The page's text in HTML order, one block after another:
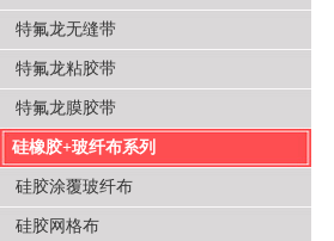
特氟龙无缝带
特氟龙粘胶带
特氟龙膜胶带
硅橡胶+玻纤布系列
硅胶涂覆玻纤布
硅胶网格布